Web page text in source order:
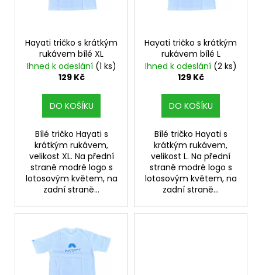
Hayati tričko s krátkým
rukávem bílé XL
Ihned k odeslání (1 ks)
129 Kč
DO KOŠÍKU
Bílé tričko Hayati s
krátkým rukávem,
velikost XL. Na přední
straně modré logo s
lotosovým květem, na
zadní straně...
Hayati tričko s krátkým
rukávem bílé L
Ihned k odeslání (2 ks)
129 Kč
DO KOŠÍKU
Bílé tričko Hayati s
krátkým rukávem,
velikost L. Na přední
straně modré logo s
lotosovým květem, na
zadní straně...
HLEDAT